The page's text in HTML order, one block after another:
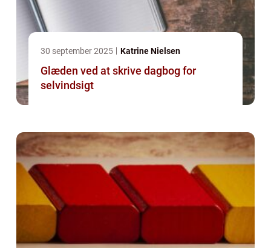
30 september 2025 Katrine Nielsen
Glæden ved at skrive dagbog for
selvindsigt